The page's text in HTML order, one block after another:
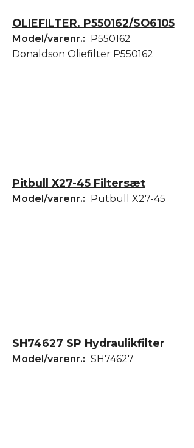
OLIEFILTER. P550162/SO6105
Model/varenr.: P550162
Donaldson Oliefilter P550162
Pitbull X27-45 Filtersæt
Model/varenr.: Putbull X27-45
SH74627 SP Hydraulikfilter
Model/varenr.: SH74627